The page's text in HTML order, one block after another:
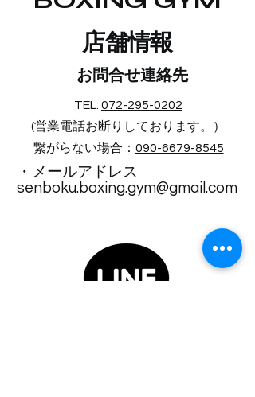
​店舗情報
お問合せ連絡先
TEL: 072-295-0202
(営業電話お断りしております。）​
繋がらない場合： 090-6679-8545
・メールアドレス
senboku.boxing.gym@gmail.com